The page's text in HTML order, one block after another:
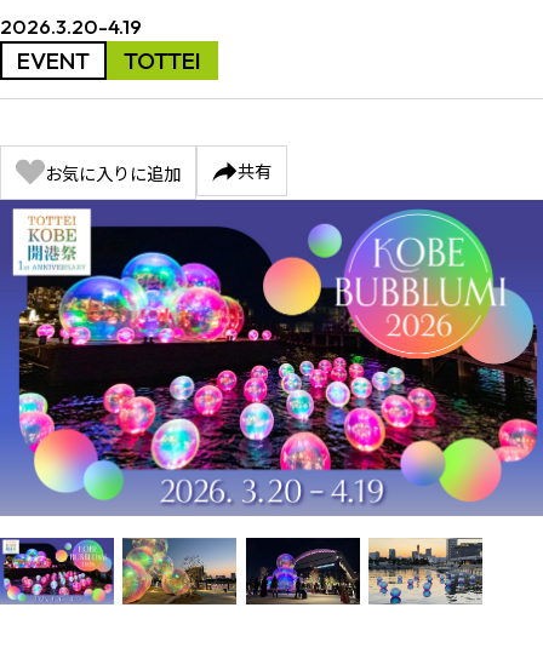
2026.3.20-4.19
EVENT TOTTEI
お気に入りに追加 共有
Item
1
of